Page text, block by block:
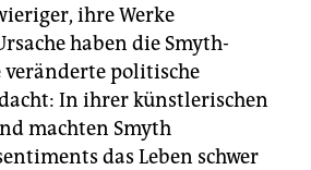
ihre Werke
haben die Smyth-
politische
In ihrer künstlerischen
machten Smyth
das Leben schwer